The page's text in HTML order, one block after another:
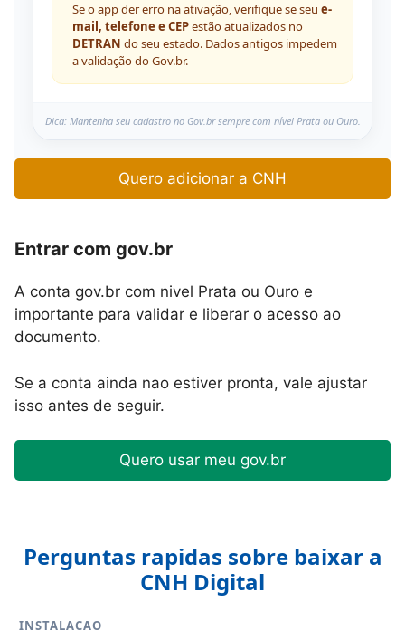
Se o app der erro na ativação, verifique se seu e-
mail, telefone e CEPestão atualizados no
DETRAN do seu estado. Dados antigos impedem
a validação do Gov.br.
Dica: Mantenha seu cadastro no Gov.br sempre com nível Prata ou Ouro.
Quero adicionar a CNH
Entrar com gov.br
A conta gov.br com nivel Prata ou Ouro e
importante para validar e liberar o acesso ao
documento.
Se a conta ainda nao estiver pronta, vale ajustar
isso antes de seguir.
Quero usar meu gov.br
Perguntas rapidas sobre baixar a
CNH Digital
INSTALACAO